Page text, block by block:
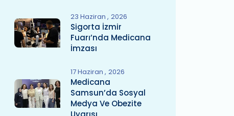
23 Haziran 2026
Sigorta İzmir
Fuarı’nda Medicana
İmzası
17 Haziran 2026
Medicana
Samsun’da Sosyal
Medya Ve Obezite